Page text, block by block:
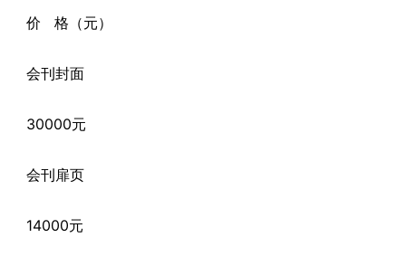
价 格（元）
会刊封面
30000元
会刊扉页
14000元